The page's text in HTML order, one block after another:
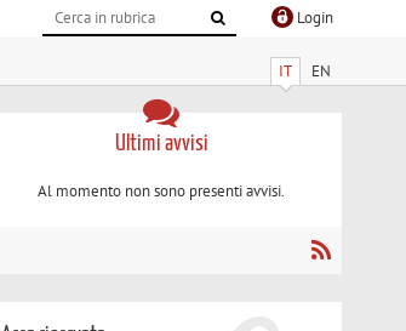
Login
IT EN
Ultimi avvisi
Al momento non sono presenti avvisi.